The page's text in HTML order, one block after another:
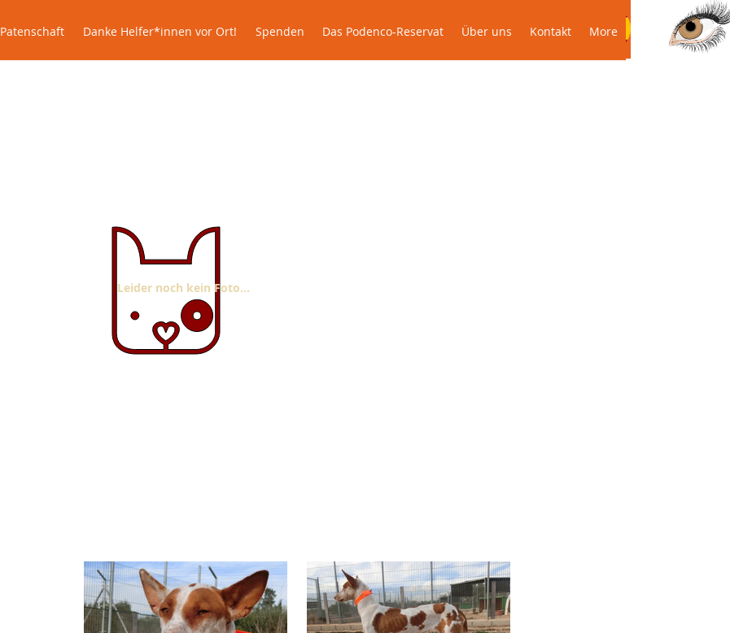
Patenschaft Danke Helfer*innen vor Ort! Spenden Das Podenco-Reservat Über uns Kontakt More
Leider noch kein Foto...
Patenschaft Danke Helfer*innen vor Ort! Spenden Das Podenco-Reservat Über uns Kontakt More